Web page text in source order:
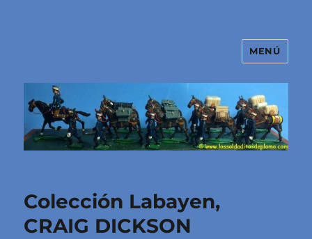
El mundo de los soldaditos de
plomo
MENÚ
Colección Labayen,
CRAIG DICKSON